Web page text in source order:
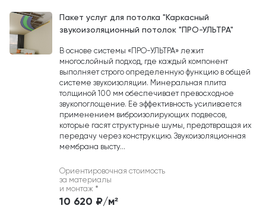
Пакет услуг для потолка "Каркасный
звукоизоляционный потолок "ПРО-УЛЬТРА"
В основе системы «ПРО-УЛЬТРА» лежит
многослойный подход, где каждый компонент
выполняет строго определенную функцию в общей
системе звукоизоляции. Минеральная плита
толщиной 100 мм обеспечивает превосходное
звукопоглощение. Её эффективность усиливается
применением виброизолирующих подвесов,
которые гасят структурные шумы, предотвращая их
передачу через конструкцию. Звукоизоляционная
мембрана высту...
Ориентировочная стоимость
за материалы
и монтаж *
10 620 ₽/м²